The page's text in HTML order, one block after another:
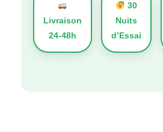
Livraison
24-48h
30
Nuits
d’Essai